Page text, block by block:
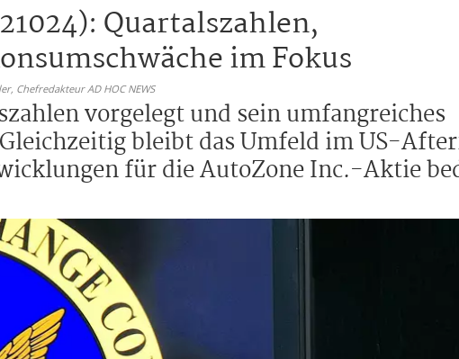
Quartalszahlen,
im Fokus
Chefredakteur AD HOC NEWS
vorgelegt und sein umfangreiches
bleibt das Umfeld im US-
für die AutoZone Inc.-Aktie